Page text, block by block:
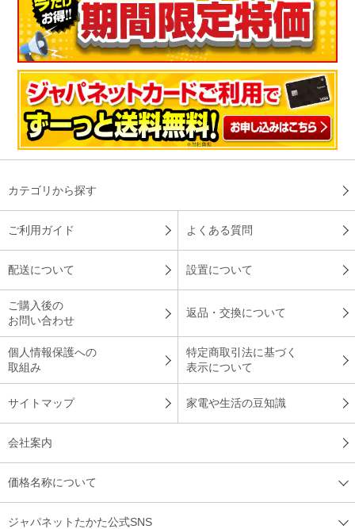
カテゴリから探す
ご利用ガイド よくある質問
配送について 設置について
ご購入後の
お問い合わせ
返品・交換について
個人情報保護への
取組み
特定商取引法に基づく
表示について
サイトマップ 家電や生活の豆知識
会社案内
価格名称について
ジャパネットたかた公式SNS